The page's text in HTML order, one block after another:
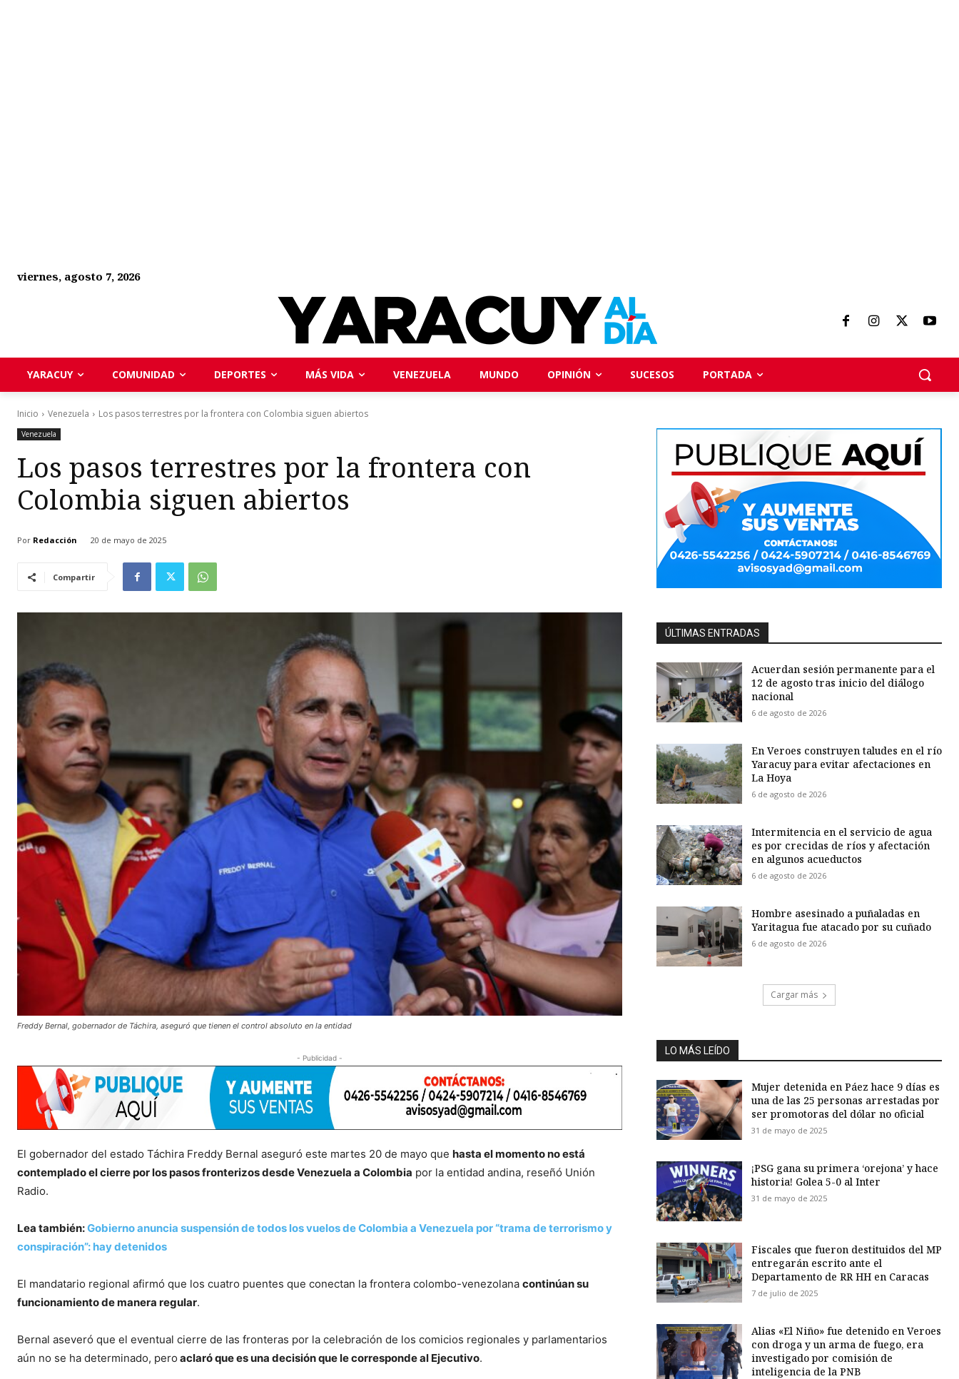
viernes, agosto 7, 2026
YARACUY COMUNIDAD DEPORTES MÁS VIDA VENEZUELA MUNDO OPINIÓN SUCESOS PORTADA
Inicio Venezuela Los pasos terrestres por la frontera con Colombia siguen abiertos
Venezuela
Los pasos terrestres por la frontera con
Colombia siguen abiertos
Por Redacción 20 de mayo de 2025
Compartir
Freddy Bernal, gobernador de Táchira, aseguró que tienen el control absoluto en la entidad
- Publicidad -
El gobernador del estado Táchira Freddy Bernal aseguró este martes 20 de mayo que hasta el momento no está
contemplado el cierre por los pasos fronterizos desde Venezuela a Colombia por la entidad andina, reseñó Unión
Radio.
Lea también:Gobierno anuncia suspensión de todos los vuelos de Colombia a Venezuela por “trama de terrorismo y
conspiración”: hay detenidos
El mandatario regional afirmó que los cuatro puentes que conectan la frontera colombo-venezolana continúan su
funcionamiento de manera regular.
Bernal aseveró que el eventual cierre de las fronteras por la celebración de los comicios regionales y parlamentarios
aún no se ha determinado, pero aclaró que es una decisión que le corresponde al Ejecutivo.
ÚLTIMAS ENTRADAS
Acuerdan sesión permanente para el
12 de agosto tras inicio del diálogo
nacional
6 de agosto de 2026
En Veroes construyen taludes en el río
Yaracuy para evitar afectaciones en
La Hoya
6 de agosto de 2026
Intermitencia en el servicio de agua
es por crecidas de ríos y afectación
en algunos acueductos
6 de agosto de 2026
Hombre asesinado a puñaladas en
Yaritagua fue atacado por su cuñado
6 de agosto de 2026
Cargar más
LO MÁS LEÍDO
Mujer detenida en Páez hace 9 días es
una de las 25 personas arrestadas por
ser promotoras del dólar no oficial
31 de mayo de 2025
¡PSG gana su primera ‘orejona’ y hace
historia! Golea 5-0 al Inter
31 de mayo de 2025
Fiscales que fueron destituidos del MP
entregarán escrito ante el
Departamento de RR HH en Caracas
7 de julio de 2025
Alias «El Niño» fue detenido en Veroes
con droga y un arma de fuego, era
investigado por comisión de
inteligencia de la PNB